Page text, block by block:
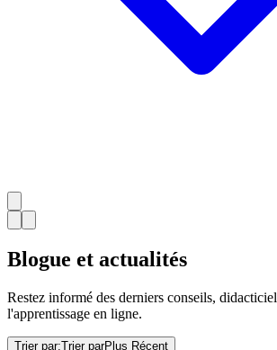
Blogue et actualités
Restez informé des derniers conseils,
l'apprentissage en ligne.
Trier par:Trier parPlus Récent